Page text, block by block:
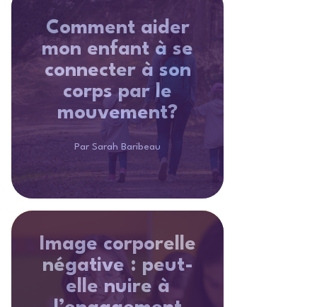
Comment aider
mon enfant à se
connecter à son
corps par le
mouvement?
Par Sarah Baribeau
Image corporelle
négative : peut-
elle nuire à